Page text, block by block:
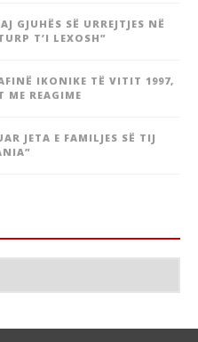
GJUHËS SË URREJTJES NË
T’I LEXOSH”
IKONIKE TË VITIT 1997,
ME REAGIME
JETA E FAMILJES SË TIJ